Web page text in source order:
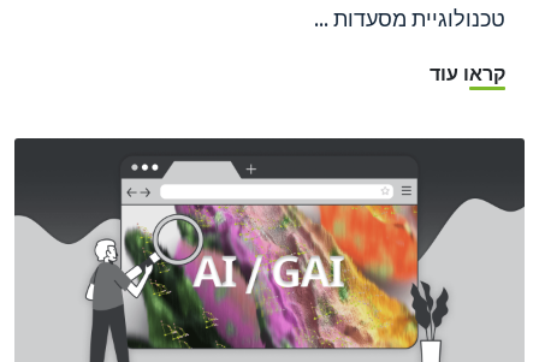
טכנולוגיית מסעדות ...
קראו עוד